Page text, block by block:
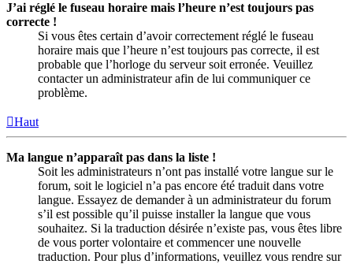
J’ai réglé le fuseau horaire mais l’heure n’est toujours pas
correcte !
Si vous êtes certain d’avoir correctement réglé le fuseau
horaire mais que l’heure n’est toujours pas correcte, il est
probable que l’horloge du serveur soit erronée. Veuillez
contacter un administrateur afin de lui communiquer ce
problème.
Haut
Ma langue n’apparaît pas dans la liste !
Soit les administrateurs n’ont pas installé votre langue sur le
forum, soit le logiciel n’a pas encore été traduit dans votre
langue. Essayez de demander à un administrateur du forum
s’il est possible qu’il puisse installer la langue que vous
souhaitez. Si la traduction désirée n’existe pas, vous êtes libre
de vous porter volontaire et commencer une nouvelle
traduction. Pour plus d’informations, veuillez vous rendre sur